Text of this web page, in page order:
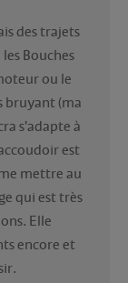
des trajets
Bouches
ou le
bruyant (ma
s'adapte à
est
mettre au
qui est très
Elle
encore et